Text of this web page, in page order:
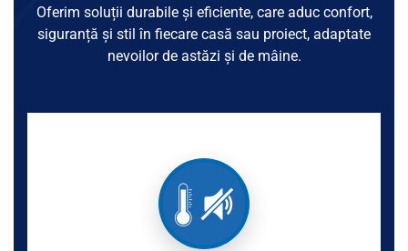
Oferim soluții durabile și eficiente, care aduc confort,
siguranță și stil în fiecare casă sau proiect, adaptate
nevoilor de astăzi și de mâine.